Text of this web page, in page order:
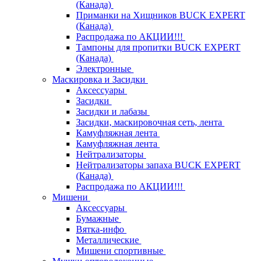
(Канада)
Приманки на Хищников BUCK EXPERT
(Канада)
Распродажа по АКЦИИ!!!
Тампоны для пропитки BUCK EXPERT
(Канада)
Электронные
Маскировка и Засидки
Аксессуары
Засидки
Засидки и лабазы
Засидки, маскировочная сеть, лента
Камуфляжная лента
Камуфляжная лента
Нейтрализаторы
Нейтрализаторы запаха BUCK EXPERT
(Канада)
Распродажа по АКЦИИ!!!
Мишени
Аксессуары
Бумажные
Вятка-инфо
Металлические
Мишени спортивные